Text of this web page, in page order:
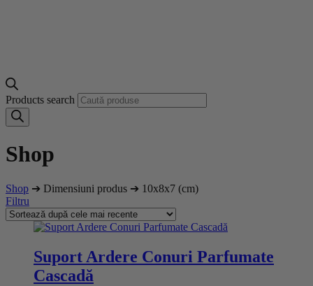
Products search
Shop
Shop ➔ Dimensiuni produs ➔ 10x8x7 (cm)
Filtru
Suport Ardere Conuri Parfumate
Cascadă